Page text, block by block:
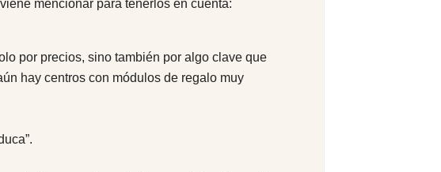
mencionar para tenerlos en cuenta:
por precios, sino también por algo clave que
hay centros con módulos de regalo muy